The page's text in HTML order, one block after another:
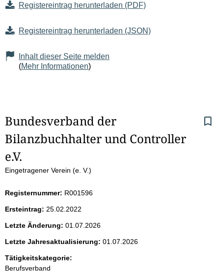
Registereintrag herunterladen (PDF)
Registereintrag herunterladen (JSON)
Inhalt dieser Seite melden
(Mehr Informationen)
S
e
i
e
n
i
n
Bundesverband der
Bilanzbuchhalter und Controller
e.V.
Eingetragener Verein (e. V.)
Registernummer: R001596
Ersteintrag: 25.02.2022
Letzte Änderung: 01.07.2026
Letzte Jahresaktualisierung: 01.07.2026
Tätigkeitskategorie:
Berufsverband